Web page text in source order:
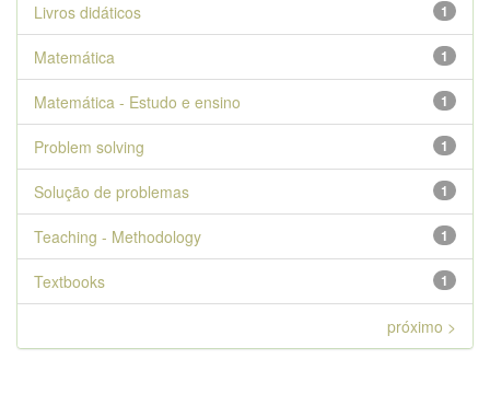
1
Livros didáticos
1
Matemática
1
Matemática - Estudo e ensino
1
Problem solving
1
Solução de problemas
1
Teaching - Methodology
1
Textbooks
próximo >